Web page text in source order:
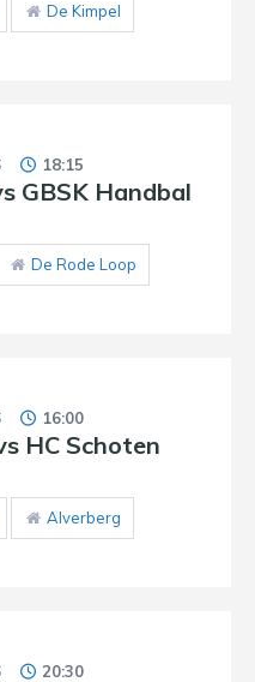
De Kimpel
18:15
GBSK Handbal
De Rode Loop
16:00
HC Schoten
Alverberg
20:30